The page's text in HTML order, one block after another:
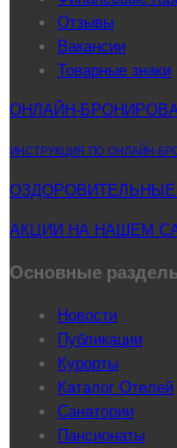
Отзывы
Вакансии
Товарные знаки
ОНЛАЙН-
ИНСТРУКЦИЯ ПО ОНЛАЙН-
ОЗДОРОВИТЕЛЬНЫЕ
АКЦИИ НА НАШЕМ
Основные
Новости
Публикации
Курорты
Каталог Отелей
Санатории
Пансионаты